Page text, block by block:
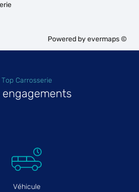
Powered byevermaps ©
Top Carrosserie
engagements
Véhicule